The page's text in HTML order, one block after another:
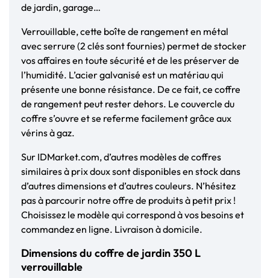
de jardin, garage…
Verrouillable, cette boîte de rangement en métal
avec serrure (2 clés sont fournies) permet de stocker
vos affaires en toute sécurité et de les préserver de
l’humidité. L’acier galvanisé est un matériau qui
présente une bonne résistance. De ce fait, ce coffre
de rangement peut rester dehors. Le couvercle du
coffre s’ouvre et se referme facilement grâce aux
vérins à gaz.
Sur IDMarket.com, d’autres modèles de coffres
similaires à prix doux sont disponibles en stock dans
d’autres dimensions et d’autres couleurs. N’hésitez
pas à parcourir notre offre de produits à petit prix !
Choisissez le modèle qui correspond à vos besoins et
commandez en ligne. Livraison à domicile.
Dimensions du coffre de jardin 350 L
verrouillable